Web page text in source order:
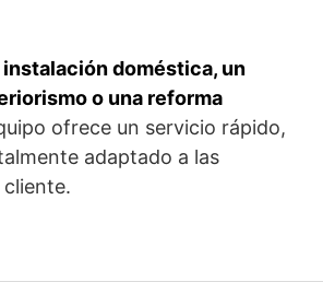
instalación doméstica, un
o una reforma
ofrece un servicio rápido,
adaptado a las
cliente.